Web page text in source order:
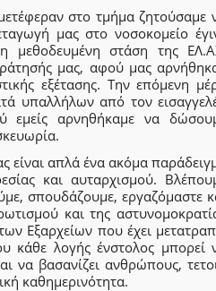
στο τμήμα ζητούσαμε
μας στο νοσοκομείο
στάση της
μας, αφού μας
εξέτασης. Την επόμενη
υπαλλήλων από τον
εμείς αρνηθήκαμε να
είναι απλά ένα ακόμα
και αυταρχισμού.
σπουδάζουμε, εργαζόμαστε
και της
Εξαρχείων που έχει
κάθε λογής ένστολος μπορεί
να βασανίζει ανθρώπους,
καθημερινότητα.